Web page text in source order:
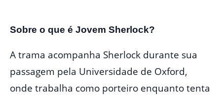
Sobre o que é Jovem Sherlock?
A trama acompanha Sherlock durante sua
passagem pela Universidade de Oxford,
onde trabalha como porteiro enquanto tenta